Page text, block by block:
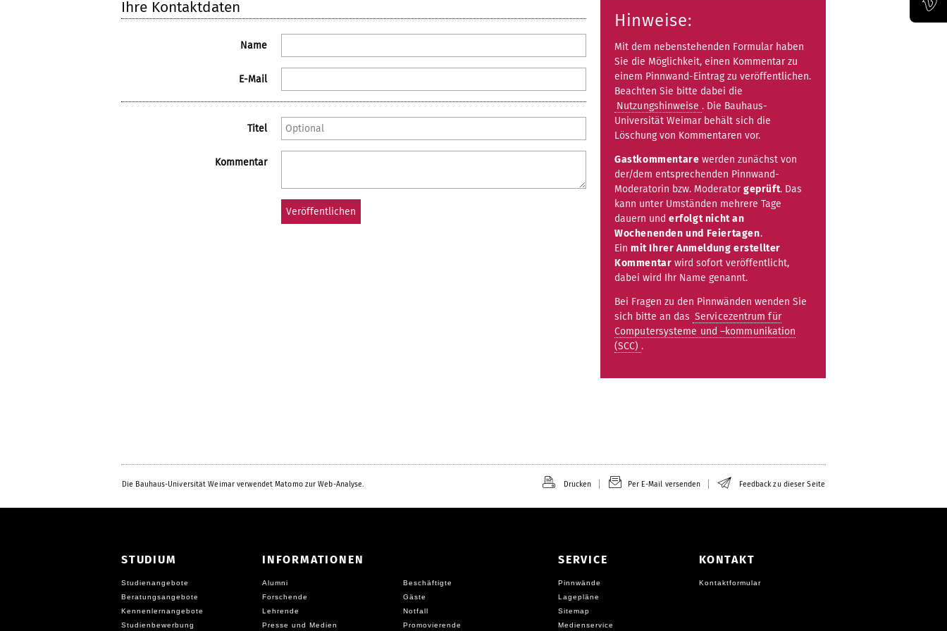
Ihre Kontaktdaten
Name
E-Mail
Titel
Kommentar
Hinweise:
Mit dem nebenstehenden Formular haben
Sie die Möglichkeit, einen Kommentar zu
einem Pinnwand-Eintrag zu veröffentlichen.
Beachten Sie bitte dabei die
Nutzungshinweise . Die Bauhaus-
Universität Weimar behält sich die
Löschung von Kommentaren vor.
Gastkommentare werden zunächst von
der/dem entsprechenden Pinnwand-
Moderatorin bzw. Moderator geprüft. Das
kann unter Umständen mehrere Tage
dauern und erfolgt nicht an
Wochenenden und Feiertagen.
Ein mit Ihrer Anmeldung erstellter
Kommentar wird sofort veröffentlicht,
dabei wird Ihr Name genannt.
Bei Fragen zu den Pinnwänden wenden Sie
sich bitte an das Servicezentrum für
Computersysteme und –kommunikation
(SCC) .
Die Bauhaus-Universität Weimar verwendet Matomo zur Web-Analyse. Drucken Per E-Mail versenden Feedback zu dieser Seite
STUDIUM
Studienangebote
Beratungsangebote
Kennenlernangebote
Studienbewerbung
INFORMATIONEN
Alumni
Beschäftigte
Forschende
Gäste
Lehrende
Notfall
Presse und Medien
Promovierende
SERVICE
Pinnwände
Lagepläne
Sitemap
Medienservice
KONTAKT
Kontaktformular